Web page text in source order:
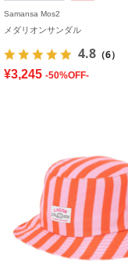
Samansa Mos2
メダリオンサンダル
4.8 （6）
¥3,245 -50%OFF-